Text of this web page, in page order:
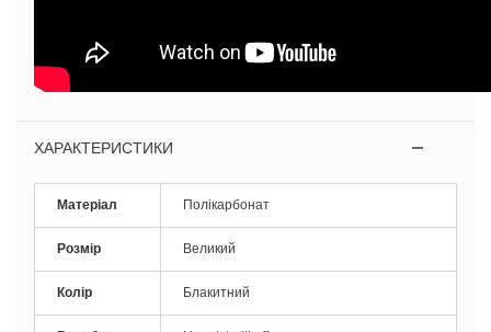
ХАРАКТЕРИСТИКИ
Матеріал Полікарбонат
Розмір Великий
Колір Блакитний